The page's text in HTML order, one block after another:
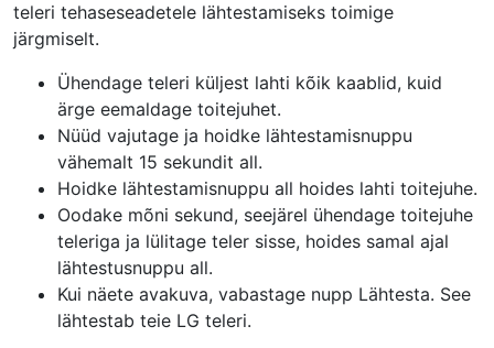
teleri tehaseseadetele lähtestamiseks toimige
järgmiselt.
Ühendage teleri küljest lahti kõik kaablid, kuid
ärge eemaldage toitejuhet.
Nüüd vajutage ja hoidke lähtestamisnuppu
vähemalt 15 sekundit all.
Hoidke lähtestamisnuppu all hoides lahti toitejuhe.
Oodake mõni sekund, seejärel ühendage toitejuhe
teleriga ja lülitage teler sisse, hoides samal ajal
lähtestusnuppu all.
Kui näete avakuva, vabastage nupp Lähtesta. See
lähtestab teie LG teleri.